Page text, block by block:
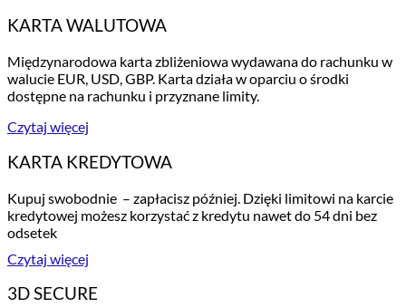
KARTA WALUTOWA
Międzynarodowa karta zbliżeniowa wydawana do rachunku w
walucie EUR, USD, GBP. Karta działa w oparciu o środki
dostępne na rachunku i przyznane limity.
Czytaj więcej
KARTA KREDYTOWA
Kupuj swobodnie – zapłacisz później. Dzięki limitowi na karcie
kredytowej możesz korzystać z kredytu nawet do 54 dni bez
odsetek
Czytaj więcej
3D SECURE